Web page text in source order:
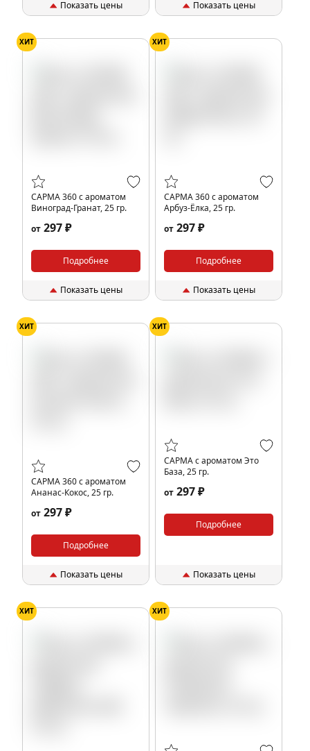
Показать цены Показать цены
ХИТ
САРМА 360 с ароматом
Виноград-Гранат, 25 гр.
от 297 ₽
Подробнее
Показать цены
ХИТ
САРМА 360 с ароматом
Арбуз-Ёлка, 25 гр.
от 297 ₽
Подробнее
Показать цены
ХИТ
САРМА 360 с ароматом
Ананас-Кокос, 25 гр.
от 297 ₽
Подробнее
Показать цены
ХИТ
САРМА с ароматом Это
База, 25 гр.
от 297 ₽
Подробнее
Показать цены
ХИТ ХИТ